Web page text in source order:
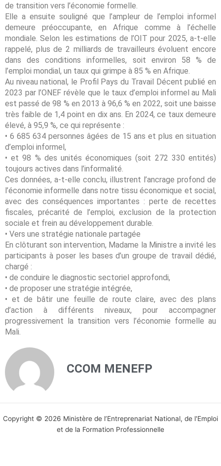
de transition vers l’économie formelle.
Elle a ensuite souligné que l’ampleur de l’emploi informel
demeure préoccupante, en Afrique comme à l’échelle
mondiale. Selon les estimations de l’OIT pour 2025, a-t-elle
rappelé, plus de 2 milliards de travailleurs évoluent encore
dans des conditions informelles, soit environ 58 % de
l’emploi mondial, un taux qui grimpe à 85 % en Afrique.
Au niveau national, le Profil Pays du Travail Décent publié en
2023 par l’ONEF révèle que le taux d’emploi informel au Mali
est passé de 98 % en 2013 à 96,6 % en 2022, soit une baisse
très faible de 1,4 point en dix ans. En 2024, ce taux demeure
élevé, à 95,9 %, ce qui représente :
• 6 685 634 personnes âgées de 15 ans et plus en situation
d’emploi informel,
• et 98 % des unités économiques (soit 272 330 entités)
toujours actives dans l’informalité.
Ces données, a-t-elle conclu, illustrent l’ancrage profond de
l’économie informelle dans notre tissu économique et social,
avec des conséquences importantes : perte de recettes
fiscales, précarité de l’emploi, exclusion de la protection
sociale et frein au développement durable.
• Vers une stratégie nationale partagée
En clôturant son intervention, Madame la Ministre a invité les
participants à poser les bases d’un groupe de travail dédié,
chargé :
• de conduire le diagnostic sectoriel approfondi,
• de proposer une stratégie intégrée,
• et de bâtir une feuille de route claire, avec des plans
d’action à différents niveaux, pour accompagner
progressivement la transition vers l’économie formelle au
Mali.
CCOM MENEFP
Copyright © 2026 Ministère de l’Entreprenariat National, de l'Emploi
et de la Formation Professionnelle